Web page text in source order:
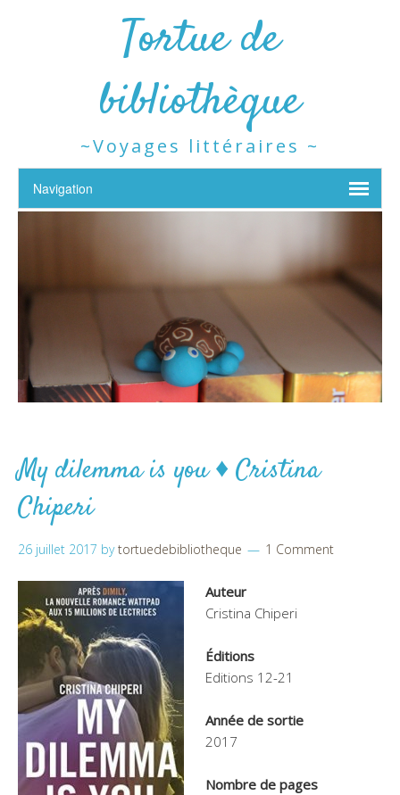
Tortue de
bibliothèque
~Voyages littéraires ~
My dilemma is you ♦ Cristina
Chiperi
26 juillet 2017 bytortuedebibliotheque 1 Comment
Auteur
Cristina Chiperi
Éditions
Editions 12-21
Année de sortie
2017
Nombre de pages